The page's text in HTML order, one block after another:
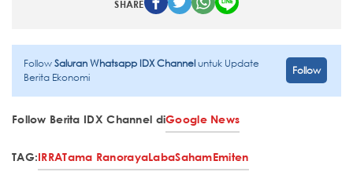
SHARE
FollowSaluran Whatsapp IDX Channeluntuk Update
Berita Ekonomi
Follow
Follow Berita IDX Channel diGoogle News
TAG:IRRATama RanorayaLabaSahamEmiten